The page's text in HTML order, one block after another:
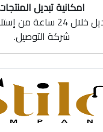
امكانية تبديل
امكانية التبديل خلال
شركة التوصيل.